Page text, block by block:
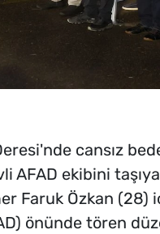
cansız
AFAD ekibini
Faruk Özkan (28)
önünde tören